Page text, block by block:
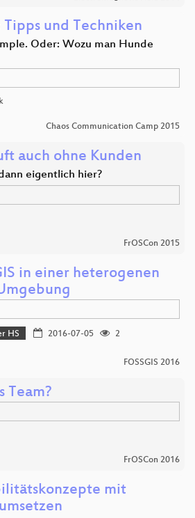
Tipps und Techniken
Oder: Wozu man Hunde
Chaos Communication Camp 2015
auch ohne Kunden
eigentlich hier?
FrOSCon 2015
in einer heterogenen
HS 2016-07-05
2
FOSSGIS 2016
Team?
FrOSCon 2016
mit